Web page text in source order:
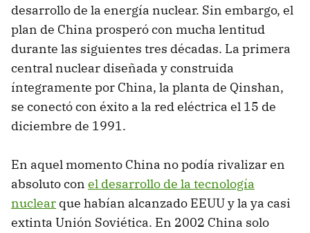
desarrollo de la energía nuclear. Sin embargo, el
plan de China prosperó con mucha lentitud
durante las siguientes tres décadas. La primera
central nuclear diseñada y construida
íntegramente por China, la planta de Qinshan,
se conectó con éxito a la red eléctrica el 15 de
diciembre de 1991.
En aquel momento China no podía rivalizar en
absoluto con el desarrollo de la tecnología
nuclear que habían alcanzado EEUU y la ya casi
extinta Unión Soviética. En 2002 China solo